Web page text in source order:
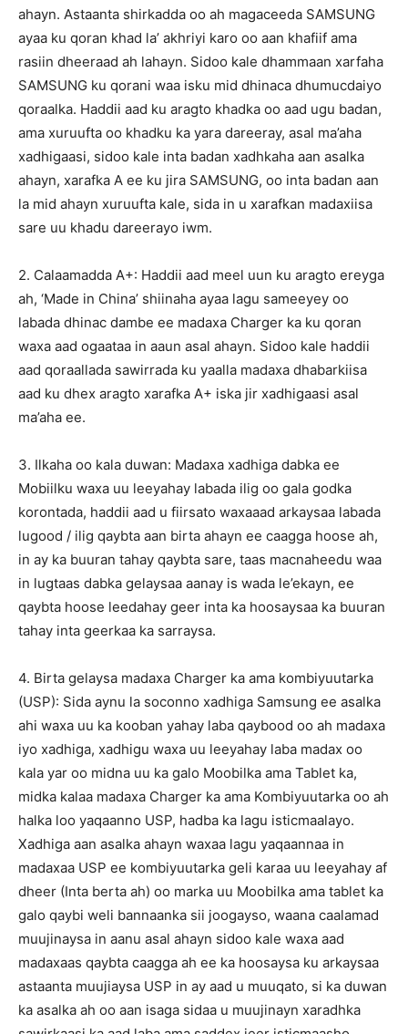
ahayn. Astaanta shirkadda oo ah magaceeda SAMSUNG
ayaa ku qoran khad la’ akhriyi karo oo aan khafiif ama
rasiin dheeraad ah lahayn. Sidoo kale dhammaan xarfaha
SAMSUNG ku qorani waa isku mid dhinaca dhumucdaiyo
qoraalka. Haddii aad ku aragto khadka oo aad ugu badan,
ama xuruufta oo khadku ka yara dareeray, asal ma’aha
xadhigaasi, sidoo kale inta badan xadhkaha aan asalka
ahayn, xarafka A ee ku jira SAMSUNG, oo inta badan aan
la mid ahayn xuruufta kale, sida in u xarafkan madaxiisa
sare uu khadu dareerayo iwm.
2. Calaamadda A+: Haddii aad meel uun ku aragto ereyga
ah, ‘Made in China’ shiinaha ayaa lagu sameeyey oo
labada dhinac dambe ee madaxa Charger ka ku qoran
waxa aad ogaataa in aaun asal ahayn. Sidoo kale haddii
aad qoraallada sawirrada ku yaalla madaxa dhabarkiisa
aad ku dhex aragto xarafka A+ iska jir xadhigaasi asal
ma’aha ee.
3. Ilkaha oo kala duwan: Madaxa xadhiga dabka ee
Mobiilku waxa uu leeyahay labada ilig oo gala godka
korontada, haddii aad u fiirsato waxaaad arkaysaa labada
lugood / ilig qaybta aan birta ahayn ee caagga hoose ah,
in ay ka buuran tahay qaybta sare, taas macnaheedu waa
in lugtaas dabka gelaysaa aanay is wada le’ekayn, ee
qaybta hoose leedahay geer inta ka hoosaysaa ka buuran
tahay inta geerkaa ka sarraysa.
4. Birta gelaysa madaxa Charger ka ama kombiyuutarka
(USP): Sida aynu la soconno xadhiga Samsung ee asalka
ahi waxa uu ka kooban yahay laba qaybood oo ah madaxa
iyo xadhiga, xadhigu waxa uu leeyahay laba madax oo
kala yar oo midna uu ka galo Moobilka ama Tablet ka,
midka kalaa madaxa Charger ka ama Kombiyuutarka oo ah
halka loo yaqaanno USP, hadba ka lagu isticmaalayo.
Xadhiga aan asalka ahayn waxaa lagu yaqaannaa in
madaxaa USP ee kombiyuutarka geli karaa uu leeyahay af
dheer (Inta berta ah) oo marka uu Moobilka ama tablet ka
galo qaybi weli bannaanka sii joogayso, waana caalamad
muujinaysa in aanu asal ahayn sidoo kale waxa aad
madaxaas qaybta caagga ah ee ka hoosaysa ku arkaysaa
astaanta muujiaysa USP in ay aad u muuqato, si ka duwan
ka asalka ah oo aan isaga sidaa u muujinayn xaradhka